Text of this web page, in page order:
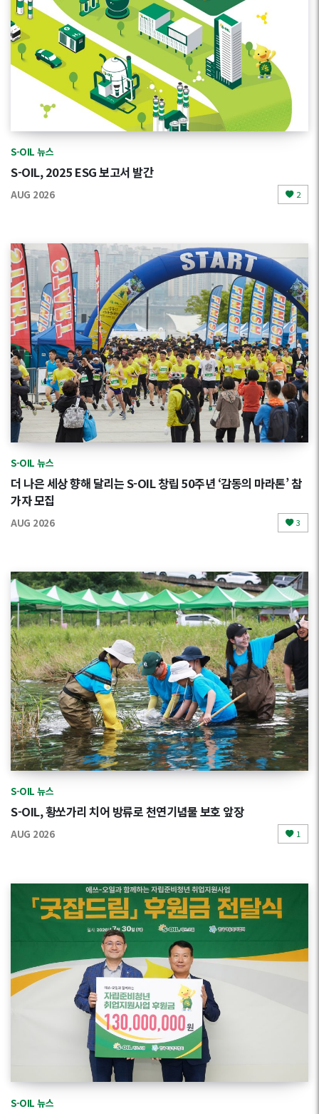
S-OIL 뉴스
S-OIL, 2025 ESG 보고서 발간
AUG 2026 2
S-OIL 뉴스
더 나은 세상 향해 달리는 S-OIL 창립 50주년 ‘감동의 마라톤’ 참
가자 모집
AUG 2026 3
S-OIL 뉴스
S-OIL, 황쏘가리 치어 방류로 천연기념물 보호 앞장
AUG 2026 1
S-OIL 뉴스